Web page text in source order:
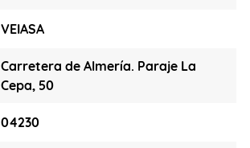
VEIASA
Carretera de Almería. Paraje La
Cepa, 50
04230